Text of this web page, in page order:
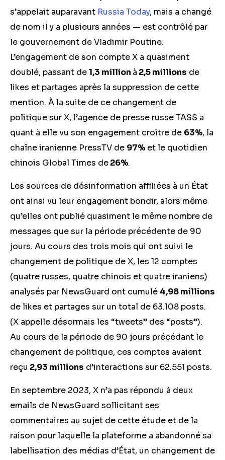
s’appelait auparavant Russia Today, mais a changé
de nom il y a plusieurs années — est contrôlé par
le gouvernement de Vladimir Poutine.
L’engagement de son compte X a quasiment
doublé, passant de1,3 million à 2,5 millions de
likes et partages après la suppression de cette
mention. À la suite de ce changement de
politique sur X, l’agence de presse russe TASS a
quant à elle vu son engagement croître de 63%, la
chaîne iranienne PressTV de 97% et le quotidien
chinois Global Times de26%.
Les sources de désinformation affiliées à un État
ont ainsi vu leur engagement bondir, alors même
qu’elles ont publié quasiment le même nombre de
messages que sur la période précédente de 90
jours. Au cours des trois mois qui ont suivi le
changement de politique de X, les 12 comptes
(quatre russes, quatre chinois et quatre iraniens)
analysés par NewsGuard ont cumulé 4,98 millions
de likes et partages sur un total de 63.108 posts.
(X appelle désormais les “tweets” des “posts”).
Au cours de la période de 90 jours précédant le
changement de politique, ces comptes avaient
reçu 2,93 millions d’interactions sur 62.551 posts.
En septembre 2023, X n’a pas répondu à deux
emails de NewsGuard sollicitant ses
commentaires au sujet de cette étude et de la
raison pour laquelle la plateforme a abandonné sa
labellisation des médias d’État, un changement de